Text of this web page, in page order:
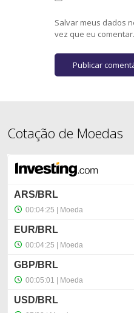
Salvar meus dados
vez que eu comentar.
Cotação de Moedas